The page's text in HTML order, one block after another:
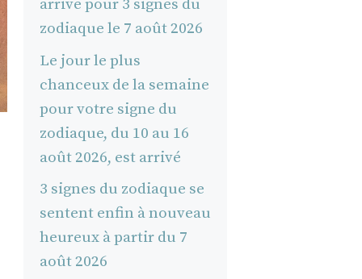
arrive pour 3 signes du
zodiaque le 7 août 2026
Le jour le plus
chanceux de la semaine
pour votre signe du
zodiaque, du 10 au 16
août 2026, est arrivé
3 signes du zodiaque se
sentent enfin à nouveau
heureux à partir du 7
août 2026